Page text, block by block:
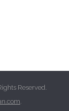
Reserved.